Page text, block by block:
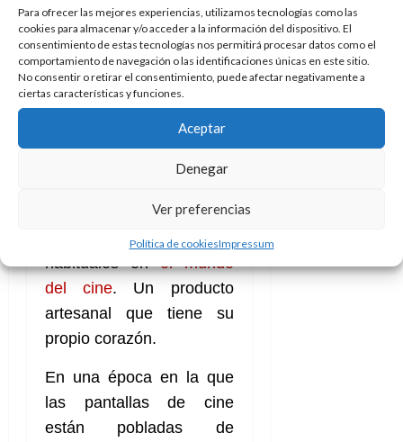
Para ofrecer las mejores experiencias, utilizamos tecnologías como las
cookies para almacenar y/o acceder a la información del dispositivo. El
consentimiento de estas tecnologías nos permitirá procesar datos como el
comportamiento de navegación o las identificaciones únicas en este sitio.
No consentir o retirar el consentimiento, puede afectar negativamente a
ciertas características y funciones.
Aceptar
Denegar
Ver preferencias
Política de cookiesImpressum
nuestra vida.
Todo ello rodado de
forma sencilla y
efectiva, con una buena
elección musical que
acompaña de forma
uso de los artificios que
cada vez son más
habituales enel mundo
del cine. Un producto
artesanal que tiene su
propio corazón.
En una época en la que
las pantallas de cine
están pobladas de
t
u
r
a
julio
t
o
r
n
de
A
p
o
c
a
i
7